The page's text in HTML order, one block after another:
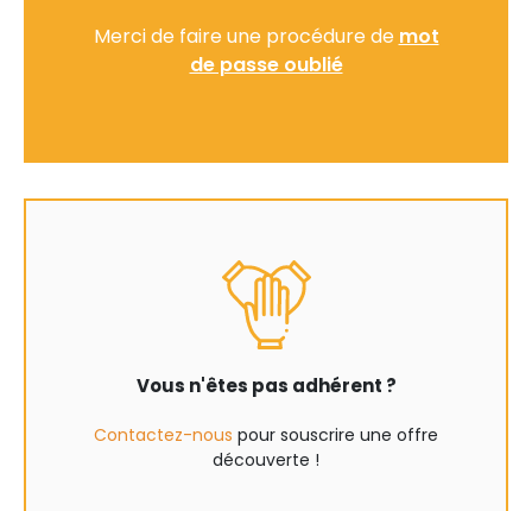
Merci de faire une procédure de mot
de passe oublié
Vous n'êtes pas adhérent ?
Contactez-nous pour souscrire une offre
découverte !